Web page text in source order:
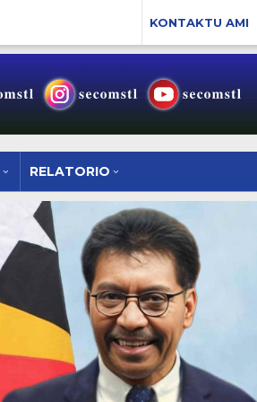
KONTAKTU AMI
RELATORIO